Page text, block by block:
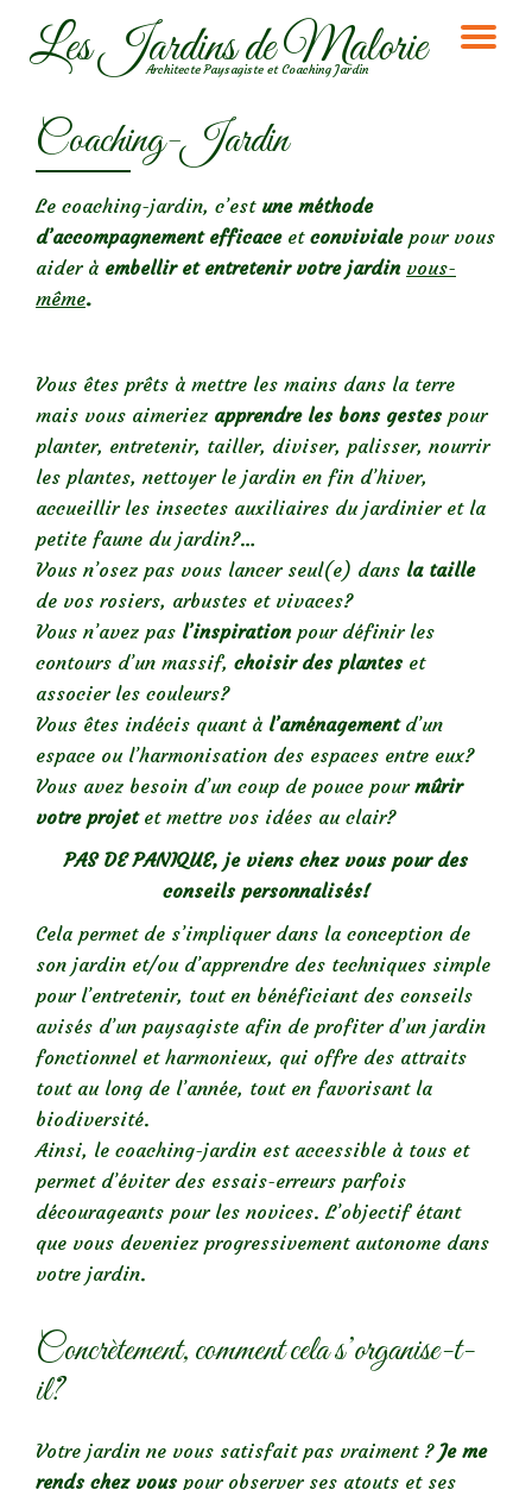
AllerLes Jardins de Malorie
Architecte Paysagiste et Coaching Jardin
Coaching-Jardin
Le coaching-jardin, c’est une méthode
d’accompagnement efficaceet convivialepour vous
aider à embellir et entretenir votre jardin vous-
même.
Vous êtes prêts à mettre les mains dans la terre
mais vous aimeriez apprendre les bons gestes pour
planter, entretenir, tailler, diviser, palisser, nourrir
les plantes, nettoyer le jardin en fin d’hiver,
accueillir les insectes auxiliaires du jardinier et la
petite faune du jardin?…
Vous n’osez pas vous lancer seul(e) dans la taille
de vos rosiers, arbustes et vivaces?
Vous n’avez pas l’inspirationpour définir les
contours d’un massif, choisir des plantes et
associer les couleurs?
Vous êtes indécis quant à l’aménagementd’un
espace ou l’harmonisation des espaces entre eux?
Vous avez besoin d’un coup de pouce pour mûrir
votre projetet mettre vos idées au clair?
PAS DE PANIQUE, je viens chez vous pour des
conseils personnalisés!
Cela permet de s’impliquer dans la conception de
son jardin et/ou d’apprendre des techniques simple
pour l’entretenir, tout en bénéficiant des conseils
avisés d’un paysagiste afin de profiter d’un jardin
fonctionnel et harmonieux, qui offre des attraits
tout au long de l’année, tout en favorisant la
biodiversité.
Ainsi, le coaching-jardin est accessible à tous et
permet d’éviter des essais-erreurs parfois
décourageants pour les novices. L’objectif étant
que vous deveniez progressivement autonome dans
votre jardin.
Concrètement, comment cela s’organise-t-
il?
Votre jardin ne vous satisfait pas vraiment ? Je me
rends chez vous pour observer ses atouts et ses